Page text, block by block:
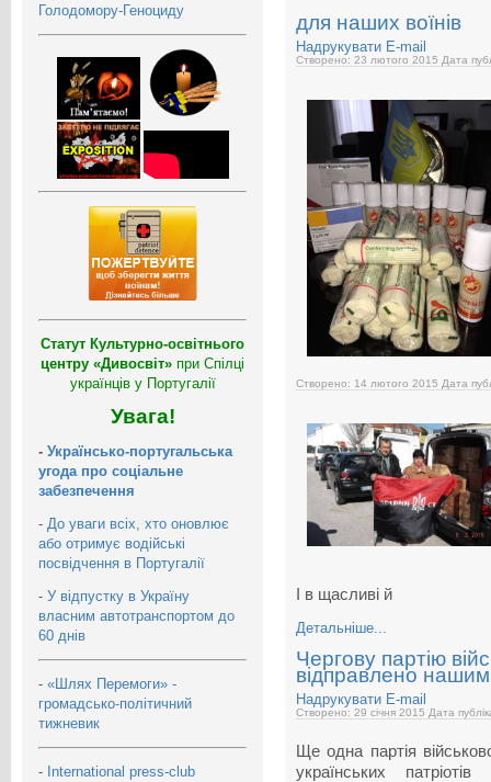
Голодомору-Геноциду
Статут Культурно-освітнього
центру «Дивосвіт» при Спілці
українців у Португалії
Увага!
- Українсько-португальська
угода про соціальне
забезпечення
- До уваги всіх, хто оновлює
або отримує водійські
посвідчення в Португалії
- У відпустку в Україну
власним автотранспортом до
60 днів
- «Шлях Перемоги» -
громадсько-політичний
тижневик
- International press-club
для наших воїнів
Надрукувати E-mail
Створено: 23 лютого 2015 Дата
Створено: 14 лютого 2015 Дата
І в щасливі й
Детальніше...
Чергову партію
відправлено
Надрукувати E-mail
Створено: 29 січня 2015 Дата
Ще одна партія
українських